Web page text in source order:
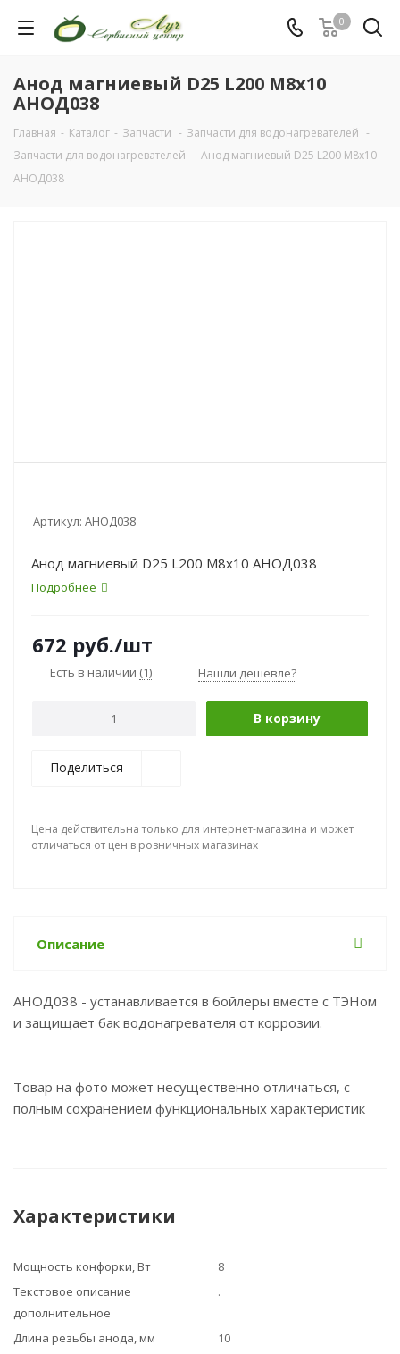
0
Анод магниевый D25 L200 M8x10
АНОД038
Главная - Каталог - Запчасти - Запчасти для водонагревателей -
Запчасти для водонагревателей - Анод магниевый D25 L200 M8x10
АНОД038
Артикул: АНОД038
Анод магниевый D25 L200 M8x10 АНОД038
Подробнее
672 руб./шт
Есть в наличии (1) Нашли дешевле?
В корзину
Поделиться
Цена действительна только для интернет-магазина и может
отличаться от цен в розничных магазинах
Описание
АНОД038 - устанавливается в бойлеры вместе с ТЭНом
и защищает бак водонагревателя от коррозии.
Товар на фото может несущественно отличаться, с
полным сохранением функциональных характеристик
Характеристики
Мощность конфорки, Вт
8
Текстовое описание
дополнительное
.
Длина резьбы анода, мм
10